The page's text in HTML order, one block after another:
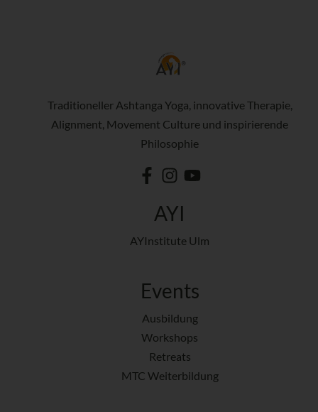
Traditioneller Ashtanga Yoga, innovative Therapie,
Alignment, Movement Culture und inspirierende
Philosophie
AYI
AYInstitute Ulm
Events
Ausbildung
Workshops
Retreats
MTC Weiterbildung